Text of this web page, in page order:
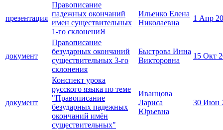
презентация
Правописание
падежных окончаний
имен существительных
1-го склонениЯ
Ильенко Елена
Николаевна
1 Апр
документ
Правописание
безударных окончаний
существительных 3-го
склонения
Быстрова Инна
Викторовна
15 Окт
документ
Конспект урока
русского языка по теме
"Правописание
безударных падежных
окончаний имён
существительных"
Иванцова
Лариса
Юрьевна
30 Июн